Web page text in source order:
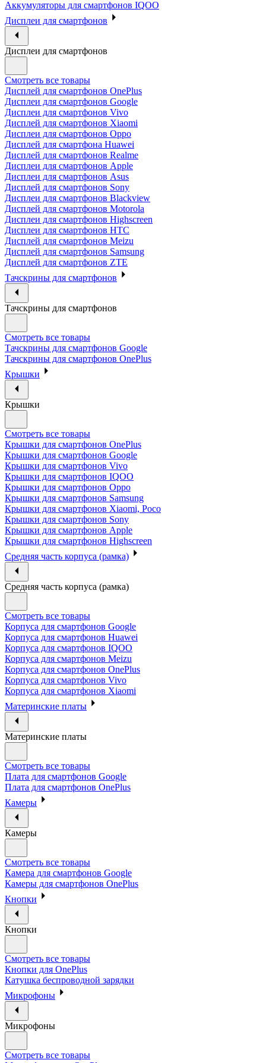
Аккумуляторы для смартфонов IQOO
Дисплеи для смартфонов
Дисплеи для смартфонов
Смотреть все товары
Дисплей для смартфонов OnePlus
Дисплеи для смартфонов Google
Дисплеи для смартфонов Vivo
Дисплей для смартфонов Xiaomi
Дисплеи для смартфонов Oppo
Дисплей для смартфона Huawei
Дисплей для смартфонов Realme
Дисплеи для смартфонов Apple
Дисплеи для смартфонов Asus
Дисплей для смартфонов Sony
Дисплеи для смартфонов Blackview
Дисплей для смартфонов Motorola
Дисплеи для смартфонов Highscreen
Дисплеи для смартфонов HTC
Дисплей для смартфонов Meizu
Дисплей для смартфонов Samsung
Дисплей для смартфонов ZTE
Тачскрины для смартфонов
Тачскрины для смартфонов
Смотреть все товары
Тачскрины для смартфонов Google
Тачскрины для смартфонов OnePlus
Крышки
Крышки
Смотреть все товары
Крышки для смартфонов OnePlus
Крышки для смартфонов Google
Крышки для смартфонов Vivo
Крышки для смартфонов IQOO
Крышки для смартфонов Oppo
Крышки для смартфонов Samsung
Крышки для смартфонов Xiaomi, Poco
Крышки для смартфонов Sony
Крышки для смартфонов Apple
Крышки для смартфонов Highscreen
Средняя часть корпуса (рамка)
Средняя часть корпуса (рамка)
Смотреть все товары
Корпуса для смартфонов Google
Корпуса для смартфонов Huawei
Корпуса для смартфонов IQOO
Корпуса для смартфонов Meizu
Корпуса для смартфонов OnePlus
Корпуса для смартфонов Vivo
Корпуса для смартфонов Xiaomi
Материнские платы
Материнские платы
Смотреть все товары
Плата для смартфонов Google
Плата для смартфонов OnePlus
Камеры
Камеры
Смотреть все товары
Камера для смартфонов Google
Камеры для смартфонов OnePlus
Кнопки
Кнопки
Смотреть все товары
Кнопки для OnePlus
Катушка беспроводной зарядки
Микрофоны
Микрофоны
Смотреть все товары